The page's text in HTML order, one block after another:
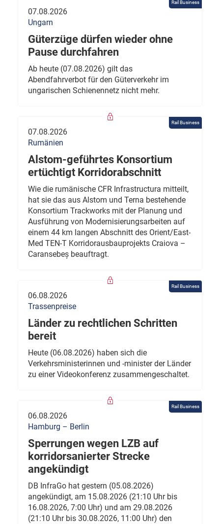
Rail Business
07.08.2026
Ungarn
Güterzüge dürfen wieder ohne
Pause durchfahren
Ab heute (07.08.2026) gilt das
Abendfahrverbot für den Güterverkehr im
ungarischen Schienennetz nicht mehr.
Rail Business
07.08.2026
Rumänien
Alstom-geführtes Konsortium
ertüchtigt Korridorabschnitt
Wie die rumänische CFR Infrastructura mitteilt,
hat sie das aus Alstom und Terna bestehende
Konsortium Trackworks mit der Planung und
Ausführung von Modernisierungsarbeiten auf
einem 44 km langen Abschnitt des Orient/East-
Med TEN-T Korridorausbauprojekts Craiova –
Caransebeș beauftragt.
Rail Business
06.08.2026
Trassenpreise
Länder zu rechtlichen Schritten
bereit
Heute (06.08.2026) haben sich die
Verkehrsministerinnen und -minister der Länder
zu einer Videokonferenz zusammengeschaltet.
Rail Business
06.08.2026
Hamburg – Berlin
Sperrungen wegen LZB auf
korridorsanierter Strecke
angekündigt
DB InfraGo hat gestern (05.08.2026)
angekündigt, am 15.08.2026 (21:10 Uhr bis
16.08.2026, 7:00 Uhr) und am 29.08.2026
(21:10 Uhr bis 30.08.2026, 11:00 Uhr) den